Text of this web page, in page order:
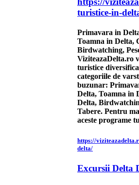
turistice-in-
Primavara in
Toamna in Delta,
Birdwatching,
ViziteazaDelta.ro
turistice
categoriile de
buzunar:
Delta, Toamna in
Delta,
Tabere. Pentru
aceste programe
https://
delta/
Excursii Delta